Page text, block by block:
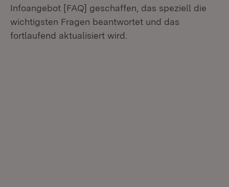
Infoangebot [FAQ] geschaffen, das speziell die
wichtigsten Fragen beantwortet und das
fortlaufend aktualisiert wird.